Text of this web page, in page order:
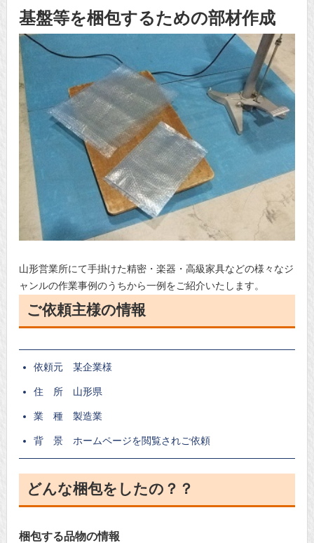
基盤等を梱包するための部材作成
山形営業所にて手掛けた精密・楽器・高級家具などの様々なジ
ャンルの作業事例のうちから一例をご紹介いたします。
ご依頼主様の情報
依頼元 某企業様
住 所 山形県
業 種 製造業
背 景 ホームページを閲覧されご依頼
どんな梱包をしたの？？
梱包する品物の情報